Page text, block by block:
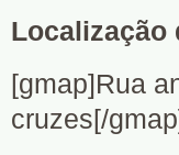
Localização
[gmap]Rua
cruzes[/